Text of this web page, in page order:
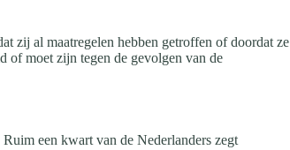
zij al maatregelen hebben getroffen of doordat ze
of moet zijn tegen de gevolgen van de
een kwart van de Nederlanders zegt